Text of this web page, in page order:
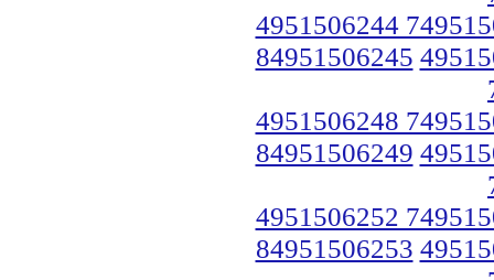
4951506244
84951506245
4951506248
84951506249
4951506252
84951506253